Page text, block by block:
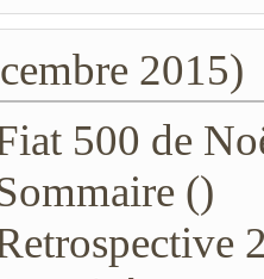
2015)
500 de
()